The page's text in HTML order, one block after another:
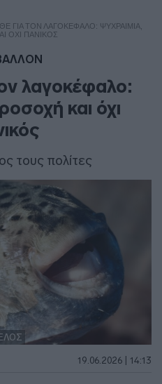
ΓΙΑ ΤΟΝ ΛΑΓΟΚΈΦΑΛΟ: ΨΥΧΡΑΙΜΊΑ,
ΌΧΙ ΠΑΝΙΚΌΣ
λαγοκέφαλο:
και όχι
τους πολίτες
19.06.2026 | 14:13